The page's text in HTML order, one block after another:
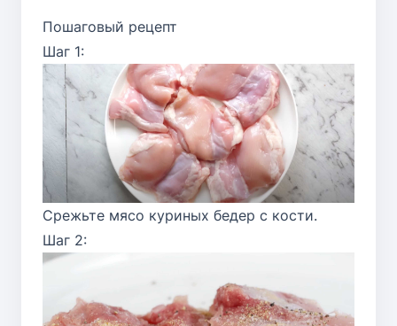
Пошаговый рецепт
Шаг 1:
Срежьте мясо куриных бедер с кости.
Шаг 2: